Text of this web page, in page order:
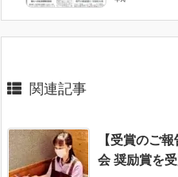
関連記事
【受賞のご
会 奨励賞を